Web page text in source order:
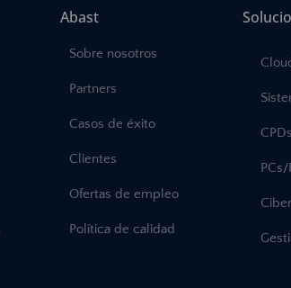
Abast
Sobre nosotros
Partners
Casos de éxito
Clientes
Ofertas de empleo
Política de calidad
CPDs